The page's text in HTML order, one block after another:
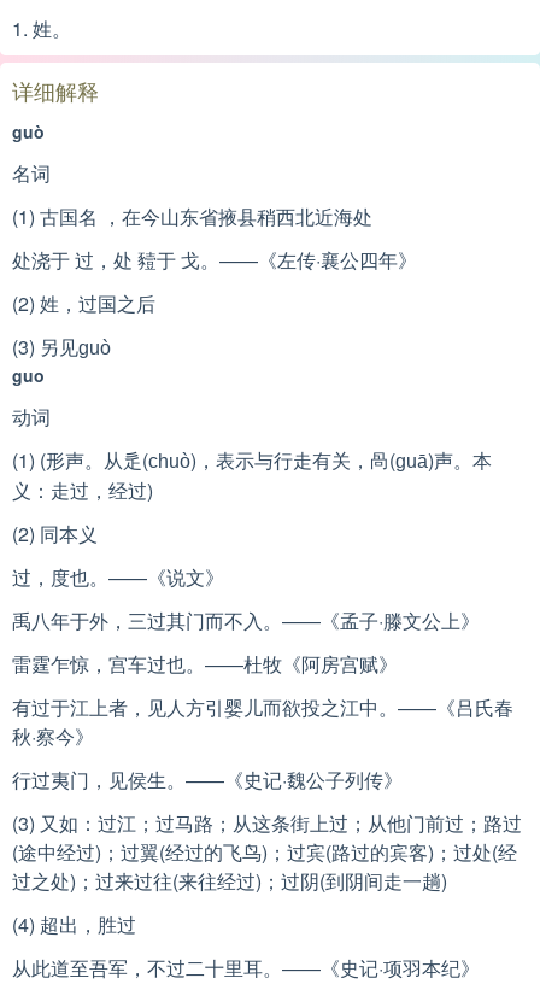
1. 姓。
详细解释
guò
名词
(1) 古国名 ，在今山东省掖县稍西北近海处
处浇于 过，处 豷于 戈。——《左传·襄公四年》
(2) 姓，过国之后
(3) 另见guò
guo
动词
(1) (形声。从辵(chuò)，表示与行走有关，咼(guā)声。本
义：走过，经过)
(2) 同本义
过，度也。——《说文》
禹八年于外，三过其门而不入。——《孟子·滕文公上》
雷霆乍惊，宫车过也。——杜牧《阿房宫赋》
有过于江上者，见人方引婴儿而欲投之江中。——《吕氏春
秋·察今》
行过夷门，见侯生。——《史记·魏公子列传》
(3) 又如：过江；过马路；从这条街上过；从他门前过；路过
(途中经过)；过翼(经过的飞鸟)；过宾(路过的宾客)；过处(经
过之处)；过来过往(来往经过)；过阴(到阴间走一趟)
(4) 超出，胜过
从此道至吾军，不过二十里耳。——《史记·项羽本纪》